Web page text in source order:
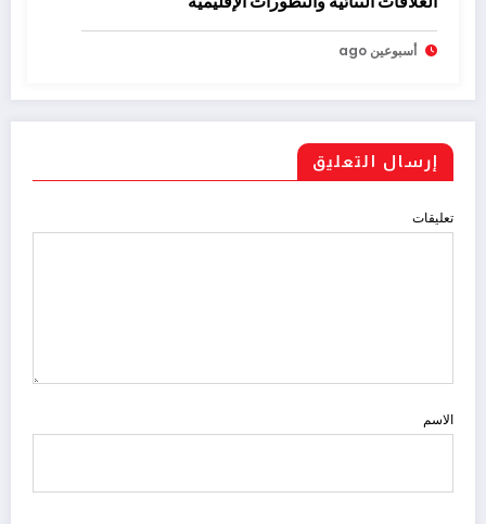
أسبوعين ago
إرسال التعليق
تعليقات
الاسم